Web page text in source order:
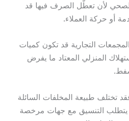
لأن تعطّل الصرف فيها قد
أو حركة العملاء.
التجارية قد تكون كميات
المنزلي المعتاد ما يفرض
تختلف طبيعة المخلفات السائلة
يتطلب التنسيق مع جهات مرخصة